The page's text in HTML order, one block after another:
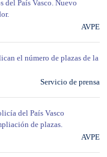
País Vasco. Nuevo
AVPE
el número de plazas de la
Servicio de prensa
del País Vasco
de plazas.
AVPE